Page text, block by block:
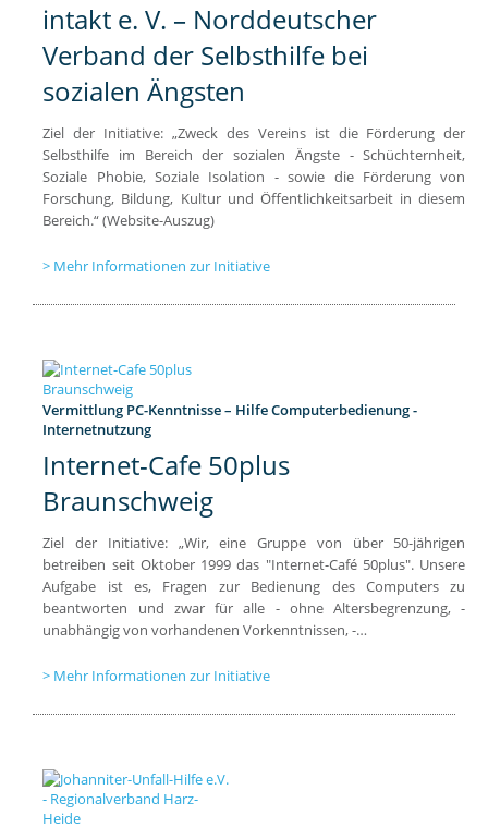
intakt e. V. – Norddeutscher
Verband der Selbsthilfe bei
sozialen Ängsten
Ziel der Initiative: „Zweck des Vereins ist die Förderung der
Selbsthilfe im Bereich der sozialen Ängste - Schüchternheit,
Soziale Phobie, Soziale Isolation - sowie die Förderung von
Forschung, Bildung, Kultur und Öffentlichkeitsarbeit in diesem
Bereich.“ (Website-Auszug)
Mehr Informationen zur Initiative
Vermittlung PC-Kenntnisse – Hilfe Computerbedienung -
Internetnutzung
Internet-Cafe 50plus
Braunschweig
Ziel der Initiative: „Wir, eine Gruppe von über 50-jährigen
betreiben seit Oktober 1999 das "Internet-Café 50plus". Unsere
Aufgabe ist es, Fragen zur Bedienung des Computers zu
beantworten und zwar für alle - ohne Altersbegrenzung, -
unabhängig von vorhandenen Vorkenntnissen, -…
Mehr Informationen zur Initiative